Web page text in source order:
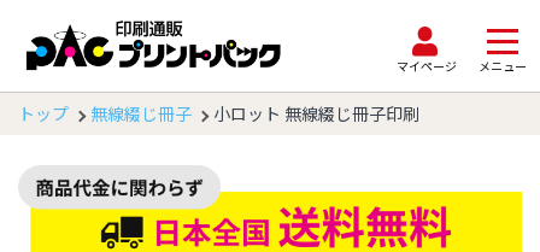
マイページ メニュー
トップ 無線綴じ冊子 小ロット 無線綴じ冊子印刷